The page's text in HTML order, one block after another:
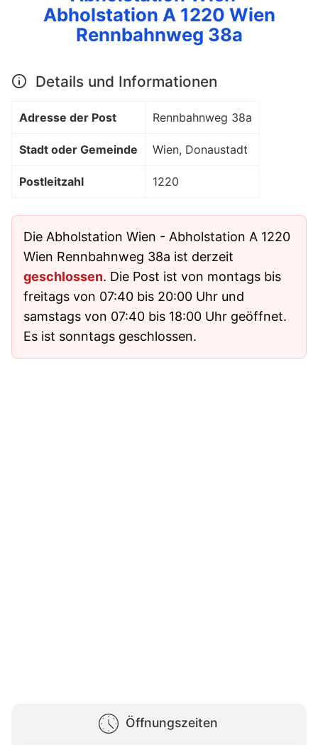
Abholstation A 1220 Wien
Rennbahnweg 38a
Details und Informationen
Adresse der Post Rennbahnweg 38a
Stadt oder Gemeinde Wien, Donaustadt
Postleitzahl 1220
Die Abholstation Wien - Abholstation A 1220
Wien Rennbahnweg 38a ist derzeit
geschlossen. Die Post ist von montags bis
freitags von 07:40 bis 20:00 Uhr und
samstags von 07:40 bis 18:00 Uhr geöffnet.
Es ist sonntags geschlossen.
Öffnungszeiten